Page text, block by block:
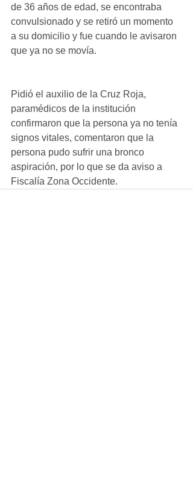
de 36 años de edad, se encontraba
convulsionado y se retiró un momento
a su domicilio y fue cuando le avisaron
que ya no se movía.
Pidió el auxilio de la Cruz Roja,
paramédicos de la institución
confirmaron que la persona ya no tenía
signos vitales, comentaron que la
persona pudo sufrir una bronco
aspiración, por lo que se da aviso a
Fiscalía Zona Occidente.